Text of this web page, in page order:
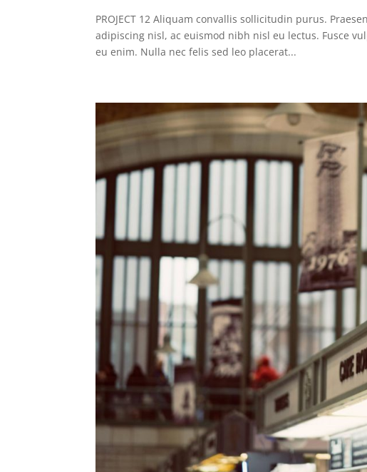
PROJECT 12 Aliquam convallis sollicitudin purus.
adipiscing nisl, ac euismod nibh nisl eu lectus. Fusce
eu enim. Nulla nec felis sed leo placerat...